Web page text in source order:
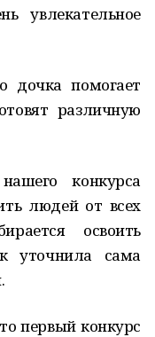
увлекательное
помогает
различную
конкурса
людей от всех
освоить
уточнила сама
первый конкурс